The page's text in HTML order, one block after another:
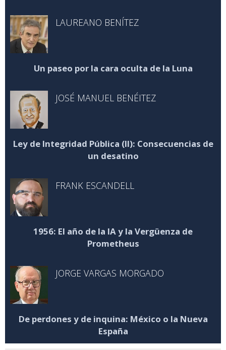
LAUREANO BENÍTEZ
Un paseo por la cara oculta de la Luna
JOSÉ MANUEL BENÉITEZ
Ley de Integridad Pública (II): Consecuencias de
un desatino
FRANK ESCANDELL
1956: El año de la IA y la Vergüenza de
Prometheus
JORGE VARGAS MORGADO
De perdones y de inquina: México o la Nueva
España